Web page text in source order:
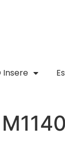
Insere
M1140